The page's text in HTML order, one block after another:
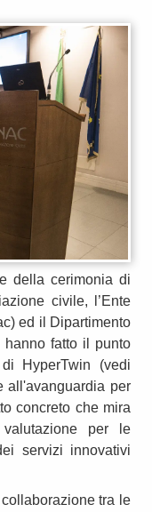
della cerimonia di
civile, l’Ente
ed il Dipartimento
hanno fatto il punto
HyperTwin (vedi
all'avanguardia per
concreto che mira
per le
servizi innovativi
tra le